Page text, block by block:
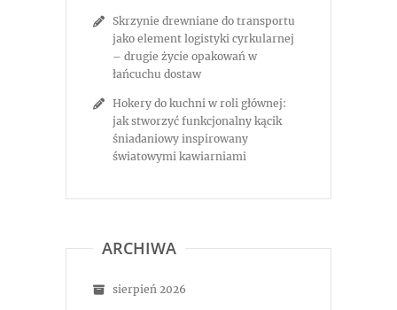
Skrzynie drewniane do transportu
jako element logistyki cyrkularnej
– drugie życie opakowań w
łańcuchu dostaw
Hokery do kuchni w roli głównej:
jak stworzyć funkcjonalny kącik
śniadaniowy inspirowany
światowymi kawiarniami
ARCHIWA
sierpień 2026